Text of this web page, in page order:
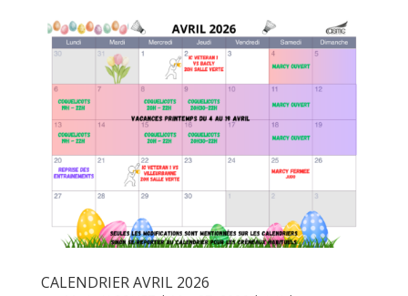
CALENDRIER AVRIL 2026